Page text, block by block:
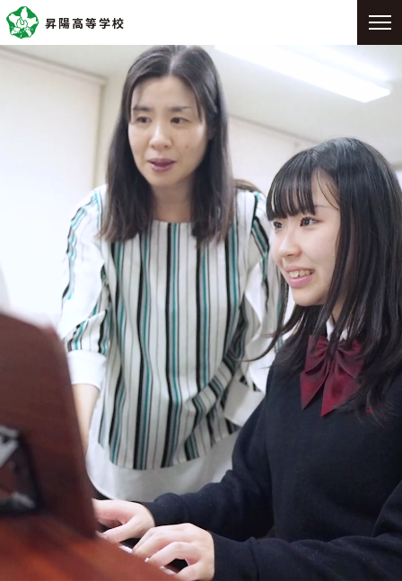
昇陽高等学校